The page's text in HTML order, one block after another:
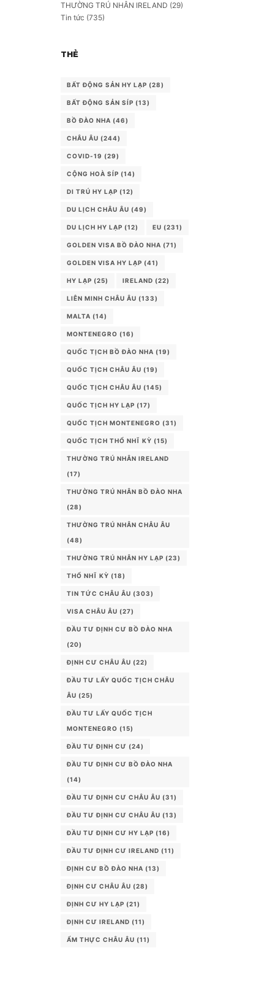
THƯỜNG TRÚ NHÂN IRELAND (29)
Tin tức (735)
THẺ
BẤT ĐỘNG SẢN HY LẠP (28)
BẤT ĐỘNG SẢN SÍP (13)
BỒ ĐÀO NHA (46)
CHÂU ÂU (244)
COVID-19 (29)
CỘNG HOÀ SÍP (14)
DI TRÚ HY LẠP (12)
DU LỊCH CHÂU ÂU (49)
DU LỊCH HY LẠP (12) EU (231)
GOLDEN VISA BỒ ĐÀO NHA (71)
GOLDEN VISA HY LẠP (41)
HY LẠP (25) IRELAND (22)
LIÊN MINH CHÂU ÂU (133)
MALTA (14)
MONTENEGRO (16)
QUỐC TỊCH BỒ ĐÀO NHA (19)
QUỐC TỊCH CHÂU ÂU (19)
QUỐC TỊCH CHÂU ÂU (145)
QUỐC TỊCH HY LẠP (17)
QUỐC TỊCH MONTENEGRO (31)
QUỐC TỊCH THỔ NHĨ KỲ (15)
THƯỜNG TRÚ NHÂN IRELAND
(17)
THƯỜNG TRÚ NHÂN BỒ ĐÀO NHA
(28)
THƯỜNG TRÚ NHÂN CHÂU ÂU
(48)
THƯỜNG TRÚ NHÂN HY LẠP (23)
THỔ NHĨ KỲ (18)
TIN TỨC CHÂU ÂU (303)
VISA CHÂU ÂU (27)
ĐẦU TƯ ĐỊNH CƯ BỒ ĐÀO NHA
(20)
ĐỊNH CƯ CHÂU ÂU (22)
ĐẦU TƯ LẤY QUỐC TỊCH CHÂU
ÂU (25)
ĐẦU TƯ LẤY QUỐC TỊCH
MONTENEGRO (15)
ĐẦU TƯ ĐỊNH CƯ (24)
ĐẦU TƯ ĐỊNH CƯ BỒ ĐÀO NHA
(14)
ĐẦU TƯ ĐỊNH CƯ CHÂU ÂU (31)
ĐẦU TƯ ĐỊNH CƯ CHÂU ÂU (13)
ĐẦU TƯ ĐỊNH CƯ HY LẠP (16)
ĐẦU TƯ ĐỊNH CƯ IRELAND (11)
ĐỊNH CƯ BỒ ĐÀO NHA (13)
ĐỊNH CƯ CHÂU ÂU (28)
ĐỊNH CƯ HY LẠP (21)
ĐỊNH CƯ IRELAND (11)
ẨM THỰC CHÂU ÂU (11)